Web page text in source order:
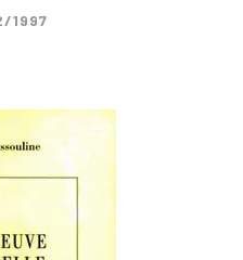
1997